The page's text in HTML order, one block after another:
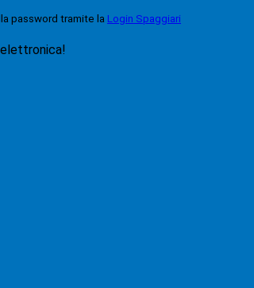
password tramite la Login Spaggiari
elettronica!